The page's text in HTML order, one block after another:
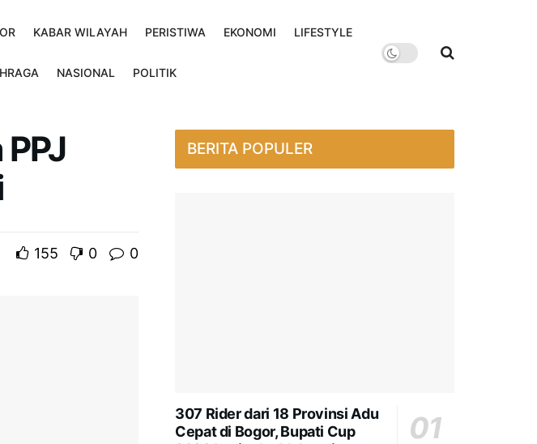
KABAR WILAYAH PERISTIWA EKONOMI LIFESTYLE
NASIONAL POLITIK
155 0 0
BERITA POPULER
307 Rider dari 18 Provinsi Adu
Cepat di Bogor, Bupati Cup